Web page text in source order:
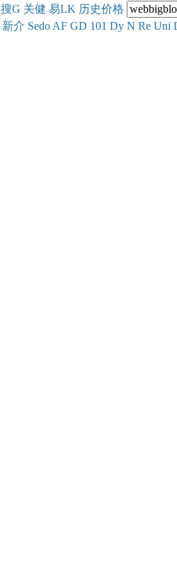
搜G 关健 易LK 历史价格
新介 Sedo AF GD 101 Dy N Re Uni